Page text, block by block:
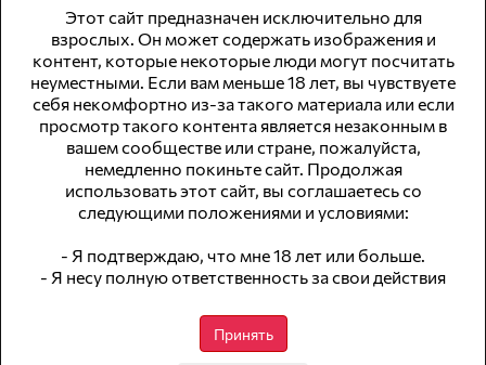
65000₽
Алматы
Эскорт
1100000₽
Алматы
Эскорт
300000₽
Боди массажистка с продолжением ПРИБЫЛЬНЫЙ ТУР В ГОНОКНГ
Эскорт
Этот сайт предназначен исключительно для
взрослых. Он может содержать изображения и
контент, которые некоторые люди могут посчитать
неуместными. Если вам меньше 18 лет, вы чувствуете
себя некомфортно из-за такого материала или если
просмотр такого контента является незаконным в
вашем сообществе или стране, пожалуйста,
немедленно покиньте сайт. Продолжая
использовать этот сайт, вы соглашаетесь со
следующими положениями и условиями:
- Я подтверждаю, что мне 18 лет или больше.
- Я несу полную ответственность за свои действия
Принять